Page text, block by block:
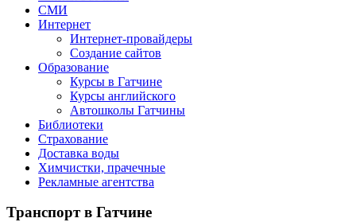
СМИ
Интернет
Интернет-провайдеры
Создание сайтов
Образование
Курсы в Гатчине
Курсы английского
Автошколы Гатчины
Библиотеки
Страхование
Доставка воды
Химчистки, прачечные
Рекламные агентства
Транспортв Гатчине